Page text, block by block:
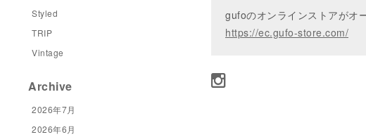
gufoのオンラインストアがオ
https://ec.gufo-store.com/
Styled
TRIP
Vintage
Archive
2026年7月
2026年6月